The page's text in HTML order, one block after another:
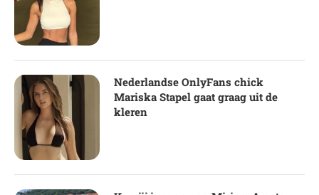
Nederlandse OnlyFans chick
Mariska Stapel gaat graag uit de
kleren